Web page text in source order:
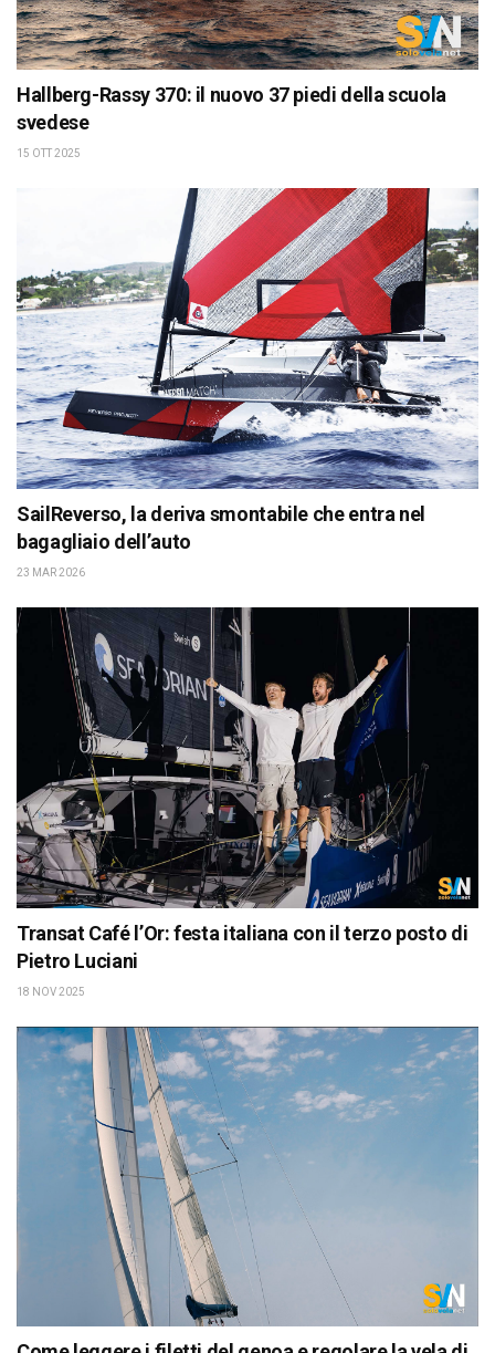
Hallberg-Rassy 370: il nuovo 37 piedi della scuola
svedese
15 OTT 2025
SailReverso, la deriva smontabile che entra nel
bagagliaio dell’auto
23 MAR 2026
Transat Café l’Or: festa italiana con il terzo posto di
Pietro Luciani
18 NOV 2025